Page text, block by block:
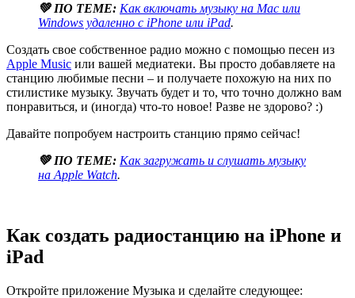
💚 ПО ТЕМЕ: Как включать музыку на Mac или
Windows удаленно с iPhone или iPad.
Создать свое собственное радио можно с помощью песен из
Apple Music или вашей медиатеки. Вы просто добавляете на
станцию любимые песни – и получаете похожую на них по
стилистике музыку. Звучать будет и то, что точно должно вам
понравиться, и (иногда) что-то новое! Разве не здорово? :)
Давайте попробуем настроить станцию прямо сейчас!
💚 ПО ТЕМЕ: Как загружать и слушать музыку
на Apple Watch.
Как создать радиостанцию на iPhone и
iPad
Откройте приложение Музыка и сделайте следующее: